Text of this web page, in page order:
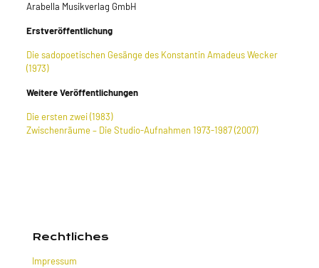
Arabella Musikverlag GmbH
Erstveröffentlichung
Die sadopoetischen Gesänge des Konstantin Amadeus Wecker
(1973)
Weitere Veröffentlichungen
Die ersten zwei (1983)
Zwischenräume – Die Studio-Aufnahmen 1973-1987 (2007)
Rechtliches
Impressum